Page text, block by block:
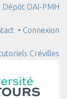
Dépôt OAI-PMH
• Connexion
Crévilles